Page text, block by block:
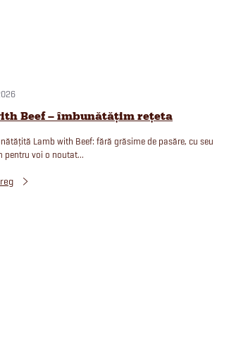
Beef – îmbunătățim rețeta
Lamb with Beef: fără grăsime de pasăre, cu seu
pentru voi o noutat...